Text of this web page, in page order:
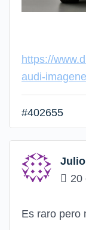
https://
audi-
#402655
20
Es raro pero